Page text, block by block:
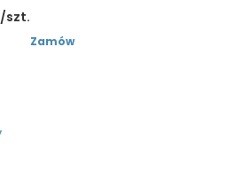
/szt.
Zamów